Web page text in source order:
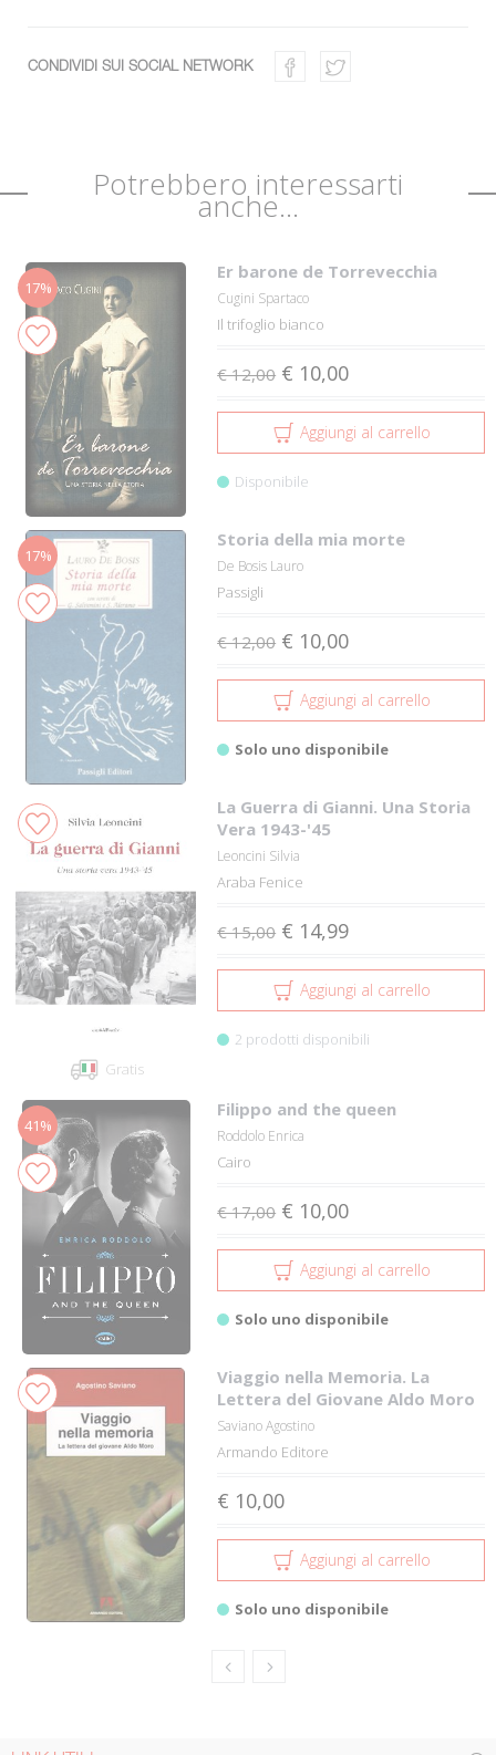
CONDIVIDI SUI SOCIAL NETWORK
Potrebbero interessarti
anche...
17%
Er barone de Torrevecchia
Cugini Spartaco
Il trifoglio bianco
€ 12,00 € 10,00
Aggiungi al carrello
Disponibile
17%
Storia della mia morte
De Bosis Lauro
Passigli
€ 12,00 € 10,00
Aggiungi al carrello
Solo uno disponibile
Gratis
La Guerra di Gianni. Una Storia
Vera 1943-'45
Leoncini Silvia
Araba Fenice
€ 15,00 € 14,99
Aggiungi al carrello
2 prodotti disponibili
41%
Filippo and the queen
Roddolo Enrica
Cairo
€ 17,00 € 10,00
Aggiungi al carrello
Solo uno disponibile
Viaggio nella Memoria. La
Lettera del Giovane Aldo Moro
Saviano Agostino
Armando Editore
€ 10,00
Aggiungi al carrello
Solo uno disponibile